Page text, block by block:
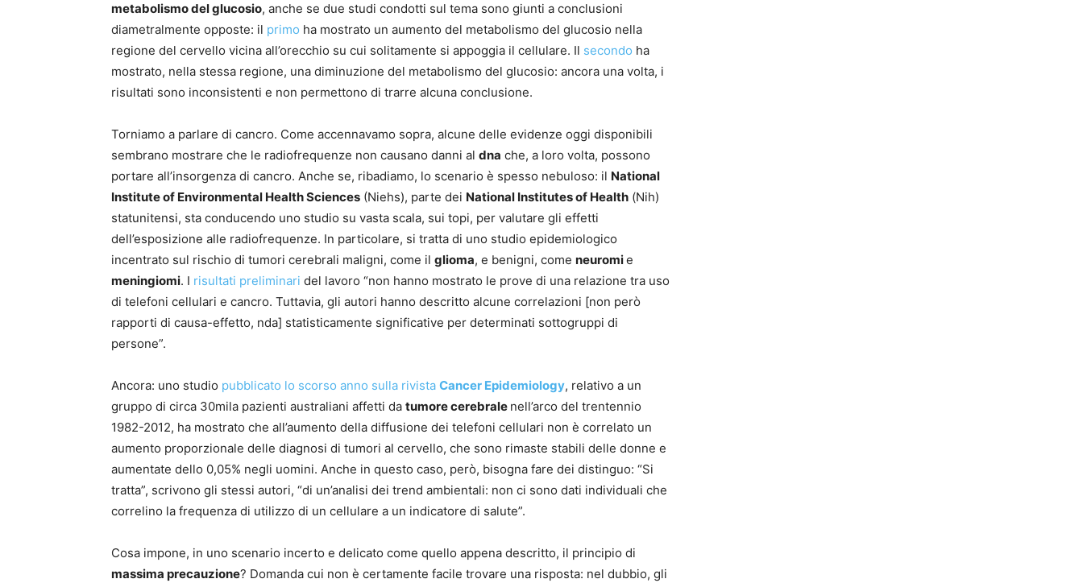
metabolismo del glucosio, anche se due studi condotti sul tema sono giunti a conclusioni
diametralmente opposte: il primo ha mostrato un aumento del metabolismo del glucosio nella
regione del cervello vicina all’orecchio su cui solitamente si appoggia il cellulare. Il secondo ha
mostrato, nella stessa regione, una diminuzione del metabolismo del glucosio: ancora una volta, i
risultati sono inconsistenti e non permettono di trarre alcuna conclusione.
Torniamo a parlare di cancro. Come accennavamo sopra, alcune delle evidenze oggi disponibili
sembrano mostrare che le radiofrequenze non causano danni al dna che, a loro volta, possono
portare all’insorgenza di cancro. Anche se, ribadiamo, lo scenario è spesso nebuloso: il National
Institute of Environmental Health Sciences (Niehs), parte dei National Institutes of Health (Nih)
statunitensi, sta conducendo uno studio su vasta scala, sui topi, per valutare gli effetti
dell’esposizione alle radiofrequenze. In particolare, si tratta di uno studio epidemiologico
incentrato sul rischio di tumori cerebrali maligni, come il glioma, e benigni, come neuromie
meningiomi. I risultati preliminari del lavoro “non hanno mostrato le prove di una relazione tra uso
di telefoni cellulari e cancro. Tuttavia, gli autori hanno descritto alcune correlazioni [non però
rapporti di causa-effetto, nda] statisticamente significative per determinati sottogruppi di
persone”.
Ancora: uno studio pubblicato lo scorso anno sulla rivista Cancer Epidemiology, relativo a un
gruppo di circa 30mila pazienti australiani affetti da tumore cerebrale nell’arco del trentennio
1982-2012, ha mostrato che all’aumento della diffusione dei telefoni cellulari non è correlato un
aumento proporzionale delle diagnosi di tumori al cervello, che sono rimaste stabili delle donne e
aumentate dello 0,05% negli uomini. Anche in questo caso, però, bisogna fare dei distinguo: “Si
tratta”, scrivono gli stessi autori, “di un’analisi dei trend ambientali: non ci sono dati individuali che
correlino la frequenza di utilizzo di un cellulare a un indicatore di salute”.
Cosa impone, in uno scenario incerto e delicato come quello appena descritto, il principio di
massima precauzione? Domanda cui non è certamente facile trovare una risposta: nel dubbio, gli